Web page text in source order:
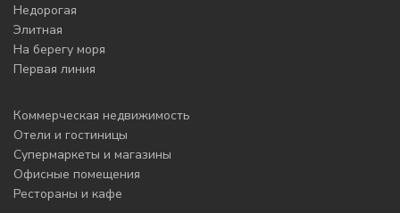
Недорогая
Элитная
На берегу моря
Первая линия
Коммерческая недвижимость
Отели и гостиницы
Супермаркеты и магазины
Офисные помещения
Рестораны и кафе